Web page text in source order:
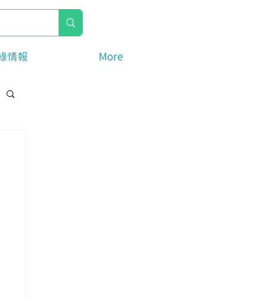
情報 More